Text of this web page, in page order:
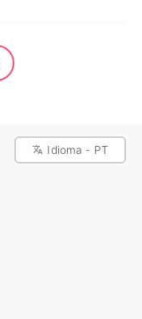
Idioma - PT